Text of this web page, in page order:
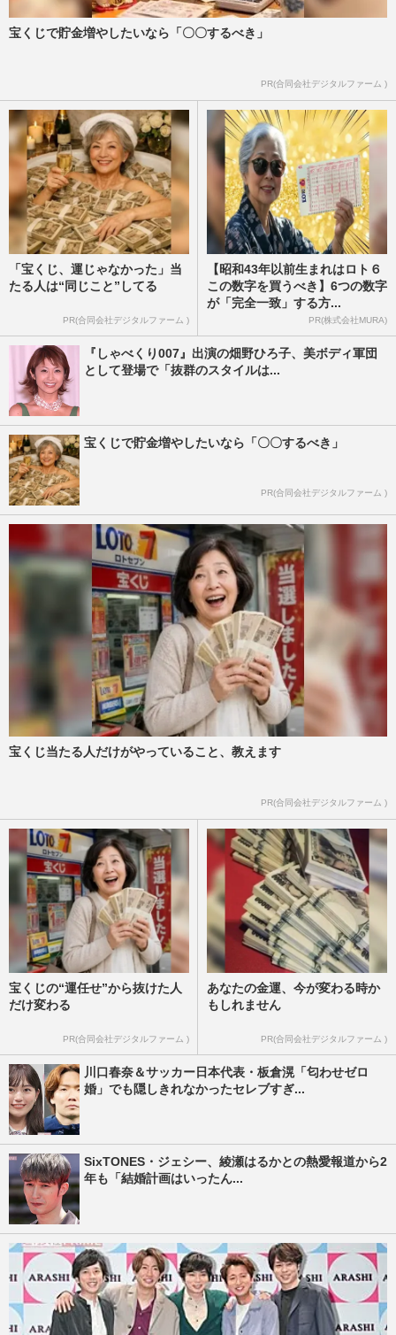
宝くじで貯金増やしたいなら「〇〇するべき」
PR(合同会社デジタルファーム )
「宝くじ、運じゃなかった」当
たる人は“同じこと”してる
PR(合同会社デジタルファーム )
【昭和43年以前生まれはロト６
この数字を買うべき】6つの数字
が「完全一致」する方...
PR(株式会社MURA)
『しゃべくり007』出演の畑野ひろ子、美ボディ軍団
として登場で「抜群のスタイルは...
宝くじで貯金増やしたいなら「〇〇するべき」
PR(合同会社デジタルファーム )
宝くじ当たる人だけがやっていること、教えます
PR(合同会社デジタルファーム )
宝くじの“運任せ”から抜けた人
だけ変わる
PR(合同会社デジタルファーム )
あなたの金運、今が変わる時か
もしれません
PR(合同会社デジタルファーム )
川口春奈＆サッカー日本代表・板倉滉「匂わせゼロ
婚」でも隠しきれなかったセレブすぎ...
SixTONES・ジェシー、綾瀬はるかとの熱愛報道から2
年も「結婚計画はいったん...